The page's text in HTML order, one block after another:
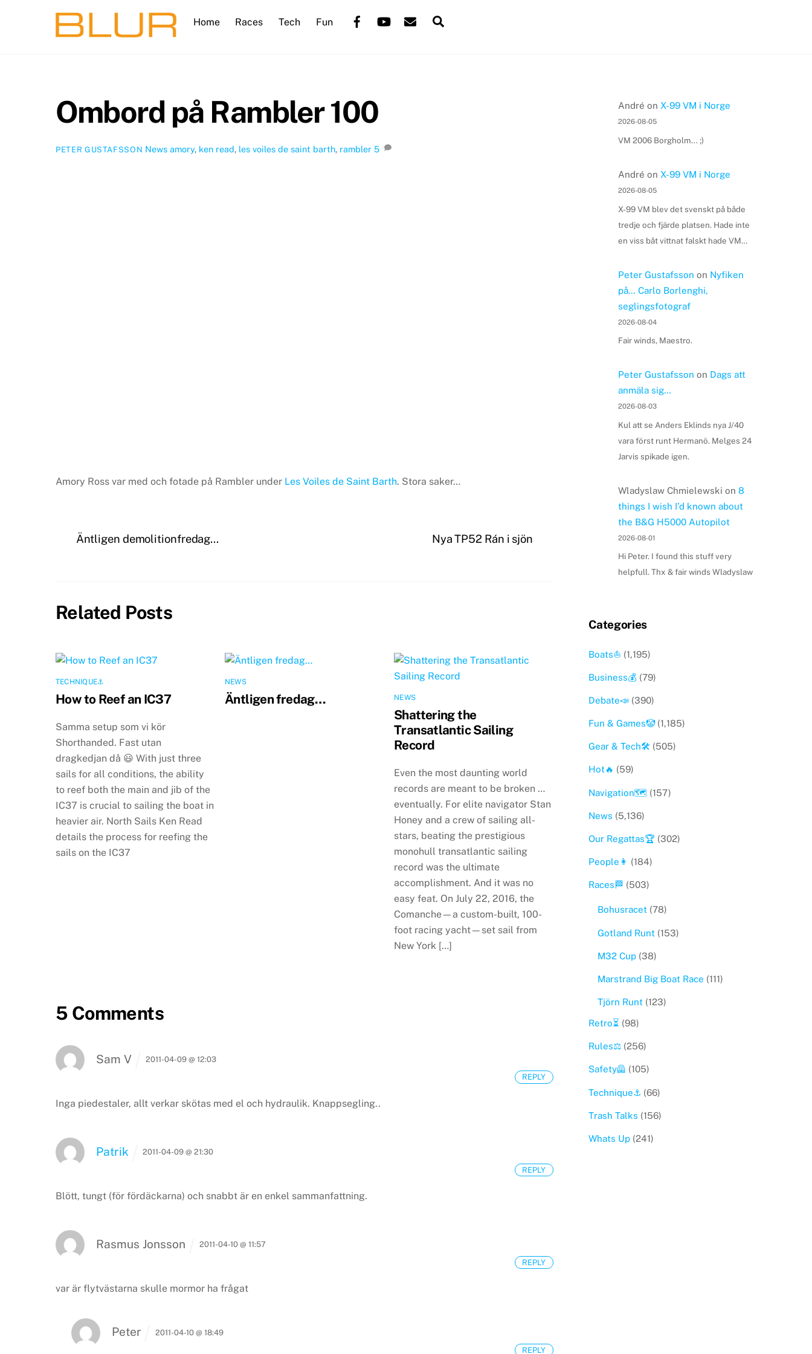
FacebookYouTubeMail
Home Races Tech Fun
Ombord på Rambler 100
PETER GUSTAFSSON News amory, ken read, les voiles de saint barth, rambler 5
Amory Ross var med och fotade på Rambler under Les Voiles de Saint Barth. Stora saker…
Äntligen demolitionfredag… Nya TP52 Rán i sjön
Related Posts
TECHNIQUE⚓️
How to Reef an IC37
Samma setup som vi kör
Shorthanded. Fast utan
dragkedjan då 😃 With just three
sails for all conditions, the ability
to reef both the main and jib of the
IC37 is crucial to sailing the boat in
heavier air. North Sails Ken Read
details the process for reefing the
sails on the IC37
NEWS
Äntligen fredag… NEWS
Shattering the
Transatlantic Sailing
Record
Even the most daunting world
records are meant to be broken …
eventually. For elite navigator Stan
Honey and a crew of sailing all-
stars, beating the prestigious
monohull transatlantic sailing
record was the ultimate
accomplishment. And it was no
easy feat. On July 22, 2016, the
Comanche—a custom-built, 100-
foot racing yacht—set sail from
New York […]
5 Comments
Sam V 2011-04-09 @ 12:03
Inga piedestaler, allt verkar skötas med el och hydraulik. Knappsegling..
REPLY
Patrik 2011-04-09 @ 21:30
Blött, tungt (för fördäckarna) och snabbt är en enkel sammanfattning.
REPLY
Rasmus Jonsson 2011-04-10 @ 11:57
var är flytvästarna skulle mormor ha frågat
REPLY
Peter
2011-04-10 @ 18:49
REPLY
André on X-99 VM i Norge
2026-08-05
VM 2006 Borgholm... ;)
André on X-99 VM i Norge
2026-08-05
X-99 VM blev det svenskt på både
tredje och fjärde platsen. Hade inte
en viss båt vittnat falskt hade VM…
Peter Gustafsson on Nyfiken
på… Carlo Borlenghi,
seglingsfotograf
2026-08-04
Fair winds, Maestro.
Peter Gustafsson on Dags att
anmäla sig…
2026-08-03
Kul att se Anders Eklinds nya J/40
vara först runt Hermanö. Melges 24
Jarvis spikade igen.
Wladyslaw Chmielewski on 8
things I wish I’d known about
the B&G H5000 Autopilot
2026-08-01
Hi Peter. I found this stuff very
helpfull. Thx & fair winds Wladyslaw
Categories
Boats⛵️ (1,195)
Business💰 (79)
Debate📣(390)
Fun & Games🤡(1,185)
Gear & Tech🛠 (505)
Hot🔥 (59)
Navigation🗺 (157)
News (5,136)
Our Regattas🏆 (302)
People👩 (184)
Races🏁 (503)
Bohusracet(78)
Gotland Runt(153)
M32 Cup(38)
Marstrand Big Boat Race (111)
Tjörn Runt(123)
Retro⏳ (98)
Rules⚖️(256)
Safety🦺 (105)
Technique⚓️ (66)
Trash Talks (156)
Whats Up(241)
To